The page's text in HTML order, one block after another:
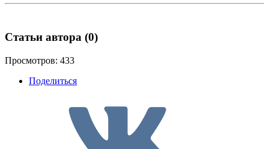
Статьи автора (0)
Просмотров: 433
Поделиться